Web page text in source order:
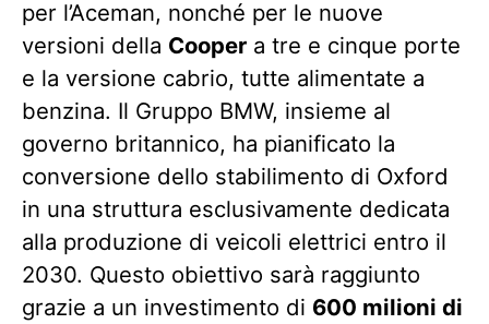
per l’Aceman, nonché per le nuove
versioni della Cooper a tre e cinque porte
e la versione cabrio, tutte alimentate a
benzina. Il Gruppo BMW, insieme al
governo britannico, ha pianificato la
conversione dello stabilimento di Oxford
in una struttura esclusivamente dedicata
alla produzione di veicoli elettrici entro il
2030. Questo obiettivo sarà raggiunto
grazie a un investimento di 600 milioni di